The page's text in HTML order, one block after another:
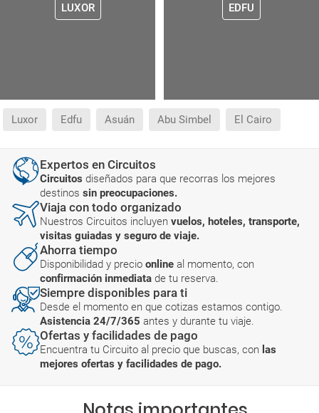
LUXOR EDFU
Luxor Edfu Asuán Abu Simbel El Cairo
Expertos en Circuitos
Circuitos diseñados para que recorras los mejores
destinos sin preocupaciones.
Viaja con todo organizado
Nuestros Circuitos incluyen vuelos, hoteles, transporte,
visitas guiadas y seguro de viaje.
Ahorra tiempo
Disponibilidad y precio online al momento, con
confirmación inmediata de tu reserva.
Siempre disponibles para ti
Desde el momento en que cotizas estamos contigo.
Asistencia 24/7/365 antes y durante tu viaje.
Ofertas y facilidades de pago
Encuentra tu Circuito al precio que buscas, con las
mejores ofertas y facilidades de pago.